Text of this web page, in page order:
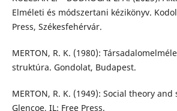
Elméleti és módszertani kézikönyv.
Press, Székesfehérvár.
MERTON, R. K. (1980):
struktúra. Gondolat, Budapest.
MERTON, R. K. (1949): Social theory
Glencoe, IL: Free Press.